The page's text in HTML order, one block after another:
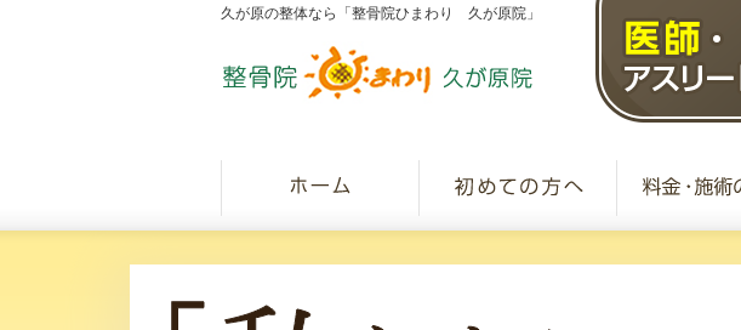
久が原の整体なら「整骨院ひまわり 久が原院」